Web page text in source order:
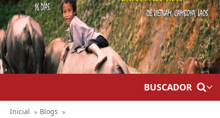
BUSCADOR
Inicial
Blogs